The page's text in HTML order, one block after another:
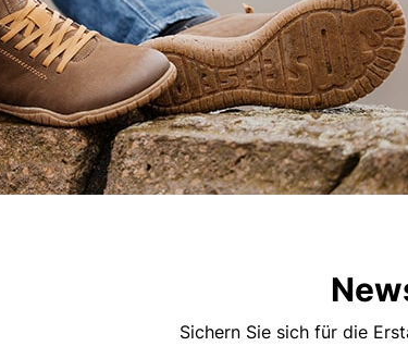
Sichern Sie sich für die